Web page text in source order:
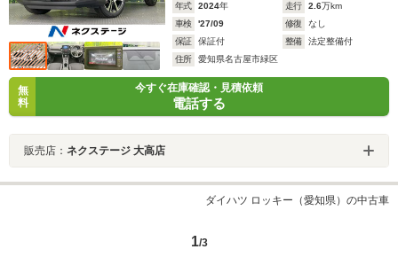
年式 2024年 走行 2.6万km
車検
'27/09 修復
なし
保証
保証付 整備
法定整備付
住所
愛知県名古屋市緑区
無
料
今すぐ在庫確認・見積依頼
電話する
販売店： ネクステージ 大高店
ダイハツ ロッキー（愛知県）の中古車
1/3